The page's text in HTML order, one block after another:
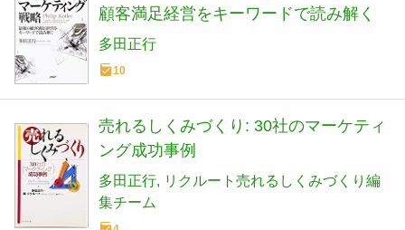
顧客満足経営をキーワードで読み解く
多田正行
10
売れるしくみづくり: 30社のマーケティ
ング成功事例
多田正行
リクルート売れるしくみづくり編
集チーム